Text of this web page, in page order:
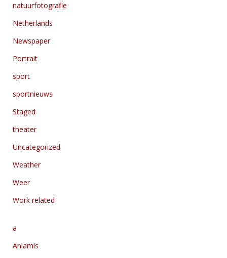
natuurfotografie
Netherlands
Newspaper
Portrait
sport
sportnieuws
Staged
theater
Uncategorized
Weather
Weer
Work related
a
Aniamls